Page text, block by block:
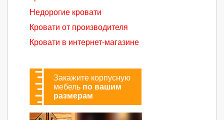
Недорогие кровати
Кровати от производителя
Кровати в интернет-магазине
Закажите корпусную
мебель по вашим
размерам